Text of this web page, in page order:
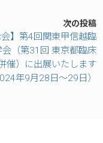
次の投稿
会】第4回関東甲信越臨
会（第31回 東京都臨床
催）に出展いたします
年9月28日～29日）